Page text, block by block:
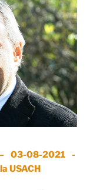
03-08-2021 -
USACH